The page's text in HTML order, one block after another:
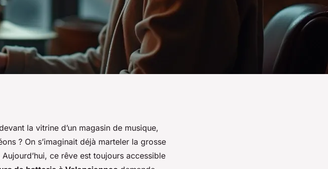
dela vitrine d’un magasin de musique,
? On s’imaginait déjà marteler la grosse
ce rêve est toujours accessible